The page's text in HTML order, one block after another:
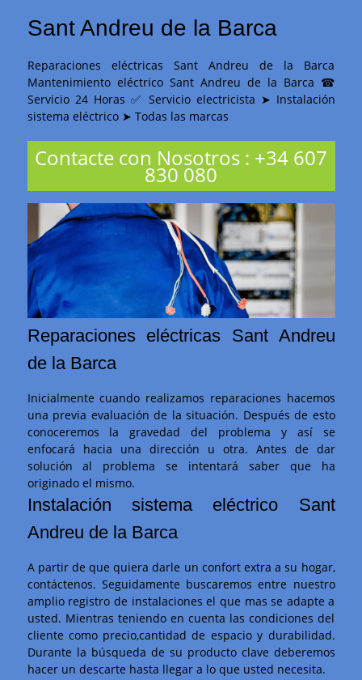
Sant Andreu de la Barca
Reparaciones eléctricas Sant Andreu de la Barca
Mantenimiento eléctrico Sant Andreu de la Barca ☎
Servicio 24 Horas ✅ Servicio electricista ➤ Instalación
sistema eléctrico ➤ Todas las marcas
Contacte con Nosotros : +34 607
830 080
Reparaciones eléctricas Sant Andreu
de la Barca
Inicialmente cuando realizamos reparaciones hacemos
una previa evaluación de la situación. Después de esto
conoceremos la gravedad del problema y así se
enfocará hacia una dirección u otra. Antes de dar
solución al problema se intentará saber que ha
originado el mismo.
Instalación sistema eléctrico Sant
Andreu de la Barca
A partir de que quiera darle un confort extra a su hogar,
contáctenos. Seguidamente buscaremos entre nuestro
amplio registro de instalaciones el que mas se adapte a
usted. Mientras teniendo en cuenta las condiciones del
cliente como precio,cantidad de espacio y durabilidad.
Durante la búsqueda de su producto clave deberemos
hacer un descarte hasta llegar a lo que usted necesita.